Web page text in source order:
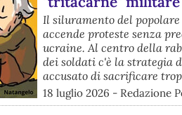
Il siluramento del
accende proteste senza
ucraine. Al centro della
dei soldati c'è la strategia
accusato di sacrificare
18 luglio 2026 - Redazione